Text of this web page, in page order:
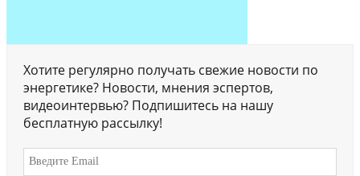
Хотите регулярно получать свежие новости по
энергетике? Новости, мнения эспертов,
видеоинтервью? Подпишитесь на нашу
бесплатную рассылку!